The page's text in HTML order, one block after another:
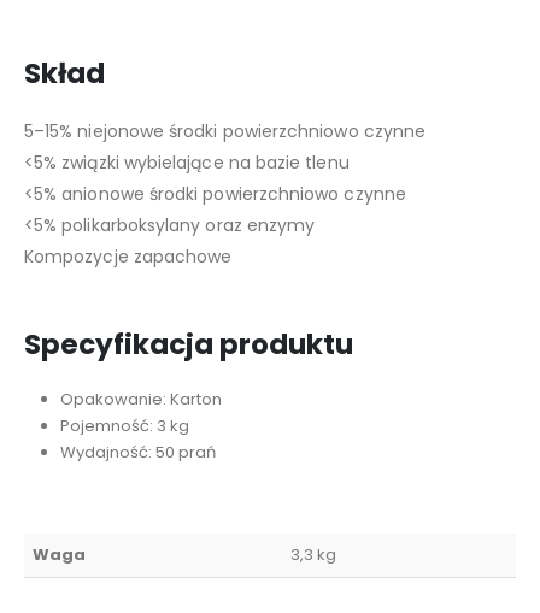
Skład
5–15% niejonowe środki powierzchniowo czynne
<5% związki wybielające na bazie tlenu
<5% anionowe środki powierzchniowo czynne
<5% polikarboksylany oraz enzymy
Kompozycje zapachowe
Specyfikacja produktu
Opakowanie: Karton
Pojemność: 3 kg
Wydajność: 50 prań
Waga 3,3 kg